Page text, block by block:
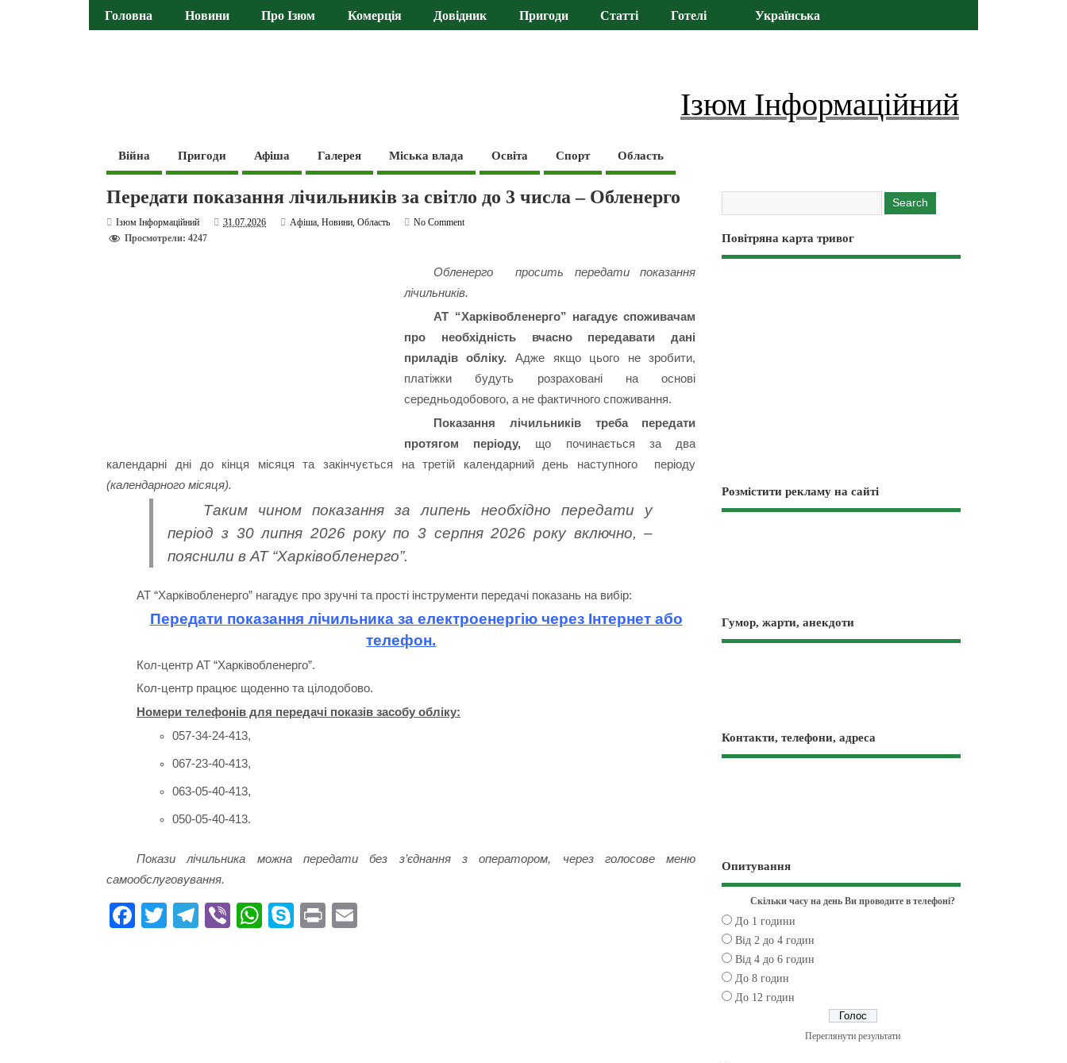
Головна Новини Про Ізюм Комерція Довідник Пригоди Статті Готелі Українська
Ізюм Інформаційний
Війна Пригоди Афіша Галерея Міська влада Освіта Спорт Область
Передати показання лічильників за світло до 3 числа – Обленерго
Ізюм Інформаційний 31.07.2026 Афіша,Новини,Область
No Comment
Просмотрели: 4247
Обленерго просить передати показання
лічильників.
АТ “Харківобленерго” нагадує споживачам
про необхідність вчасно передавати дані
приладів обліку. Адже якщо цього не зробити,
платіжки будуть розраховані на основі
середньодобового, а не фактичного споживання.
Показання лічильників треба передати
протягом періоду, що починається за два
календарні дні до кінця місяця та закінчується на третій календарний день наступного періоду
(календарного місяця).
Таким чином показання за липень необхідно передати у
період з 30 липня 2026 року по 3 серпня 2026 року включно, –
пояснили в АТ “Харківобленерго”.
АТ “Харківобленерго” нагадує про зручні та прості інструменти передачі показань на вибір:
Передати показання лічильника за електроенергію через Інтернет або
телефон.
Кол-центр АТ “Харківобленерго”.
Кол-центр працює щоденно та цілодобово.
Номери телефонів для передачі показів засобу обліку:
057-34-24-413,
067-23-40-413,
063-05-40-413,
050-05-40-413.
Покази лічильника можна передати без з’єднання з оператором, через голосове меню
самообслуговування.
Fa T
Te Vi
W
S
Pr
Повітряна карта тривог
Розмістити рекламу на сайті
Гумор, жарти, анекдоти
Контакти, телефони, адреса
Опитування
Скільки часу на день Ви проводите в телефоні?
До 1 години
Від 2 до 4 годин
Від 4 до 6 годин
До 8 годин
До 12 годин
Переглянути результати